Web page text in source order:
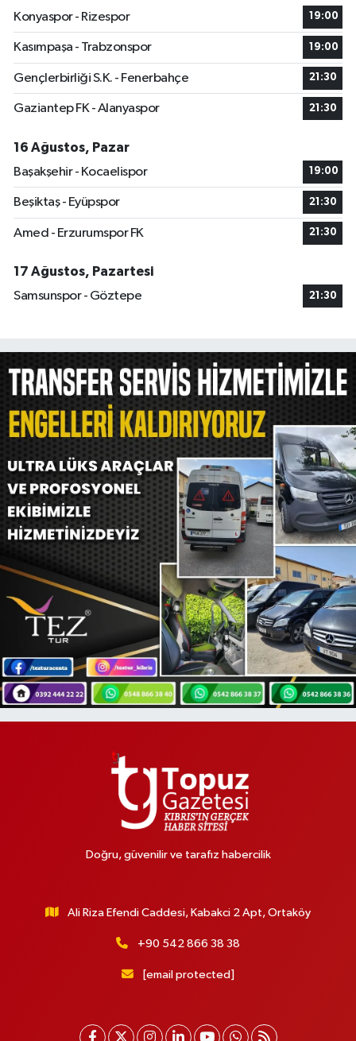
Konyaspor - Rizespor
19:00
Kasımpaşa - Trabzonspor 19:00
Gençlerbirliği S.K. - Fenerbahçe 21:30
Gaziantep FK - Alanyaspor 21:30
16 Ağustos, Pazar
Başakşehir - Kocaelispor
19:00
Beşiktaş - Eyüpspor 21:30
Amed - Erzurumspor FK 21:30
17 Ağustos, Pazartesi
Samsunspor - Göztepe
21:30
Doğru, güvenilir ve tarafız habercilik
Ali Riza Efendi Caddesi, Kabakci 2 Apt, Ortaköy
+90 542 866 38 38
[email protected]